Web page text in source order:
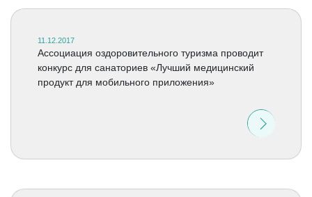
11.12.2017
Ассоциация оздоровительного туризма проводит
конкурс для санаториев «Лучший медицинский
продукт для мобильного приложения»